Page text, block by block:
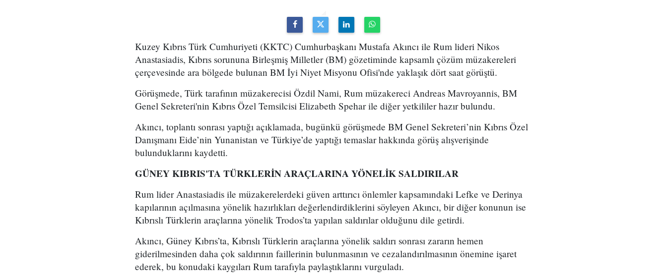
Kuzey Kıbrıs Türk Cumhuriyeti (KKTC) Cumhurbaşkanı Mustafa Akıncı ile Rum lideri Nikos
Anastasiadis, Kıbrıs sorununa Birleşmiş Milletler (BM) gözetiminde kapsamlı çözüm müzakereleri
çerçevesinde ara bölgede bulunan BM İyi Niyet Misyonu Ofisi'nde yaklaşık dört saat görüştü.
Görüşmede, Türk tarafının müzakerecisi Özdil Nami, Rum müzakereci Andreas Mavroyannis, BM
Genel Sekreteri'nin Kıbrıs Özel Temsilcisi Elizabeth Spehar ile diğer yetkililer hazır bulundu.
Akıncı, toplantı sonrası yaptığı açıklamada, bugünkü görüşmede BM Genel Sekreteri’nin Kıbrıs Özel
Danışmanı Eide’nin Yunanistan ve Türkiye’de yaptığı temaslar hakkında görüş alışverişinde
bulunduklarını kaydetti.
GÜNEY KIBRIS'TA TÜRKLERİN ARAÇLARINA YÖNELİK SALDIRILAR
Rum lider Anastasiadis ile müzakerelerdeki güven arttırıcı önlemler kapsamındaki Lefke ve Derinya
kapılarının açılmasına yönelik hazırlıkları değerlendirdiklerini söyleyen Akıncı, bir diğer konunun ise
Kıbrıslı Türklerin araçlarına yönelik Trodos’ta yapılan saldırılar olduğunu dile getirdi.
Akıncı, Güney Kıbrıs’ta, Kıbrıslı Türklerin araçlarına yönelik saldırı sonrası zararın hemen
giderilmesinden daha çok saldırının faillerinin bulunmasının ve cezalandırılmasının önemine işaret
ederek, bu konudaki kaygıları Rum tarafıyla paylaştıklarını vurguladı.